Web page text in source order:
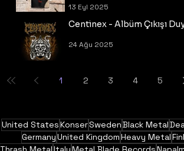
13 Eyl 2025
Centinex - Albüm Çıkışı
24 Ağu 2025
1 2 3 4 5
United StatesKonserSwedenBlack Metal
GermanyUnited KingdomHeavy Metal